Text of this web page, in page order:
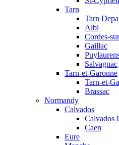
Tarn
Tarn
Albi
Cordes-
Gaillac
Salvagnac
Tarn-et-Garonne
Tarn-et-
Brassac
Normandy
Calvados
Calvados
Caen
Eure